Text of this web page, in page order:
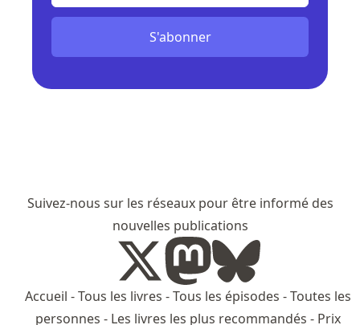
S'abonner
Suivez-nous sur les réseaux pour être informé des
nouvelles publications
Accueil -Tous les livres -Tous les épisodes -Toutes les
personnes - Les livres les plus recommandés - Prix